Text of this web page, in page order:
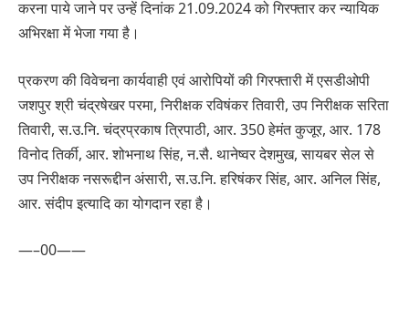
करना पाये जाने पर उन्हें दिनांक 21.09.2024 को गिरफ्तार कर न्यायिक
अभिरक्षा में भेजा गया है।
प्रकरण की विवेचना कार्यवाही एवं आरोपियों की गिरफ्तारी में एसडीओपी
जशपुर श्री चंद्रषेखर परमा, निरीक्षक रविषंकर तिवारी, उप निरीक्षक सरिता
तिवारी, स.उ.नि. चंद्रप्रकाष त्रिपाठी, आर. 350 हेमंत कुजूर, आर. 178
विनोद तिर्की, आर. शोभनाथ सिंह, न.सै. थानेष्वर देशमुख, सायबर सेल से
उप निरीक्षक नसरूद्दीन अंसारी, स.उ.नि. हरिषंकर सिंह, आर. अनिल सिंह,
आर. संदीप इत्यादि का योगदान रहा है।
—–00——